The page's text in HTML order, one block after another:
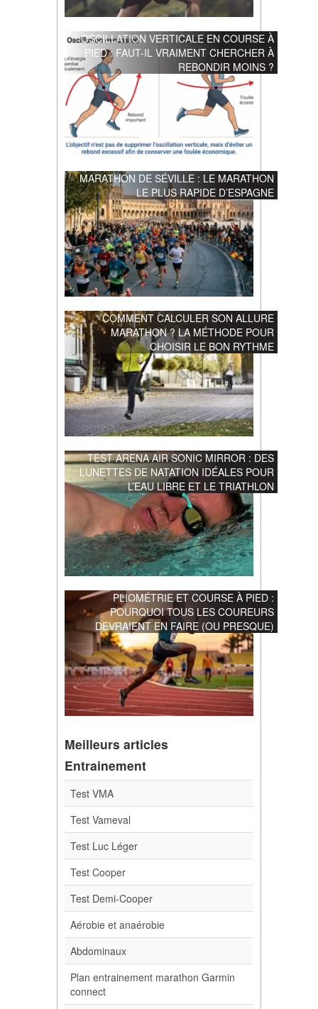
OSCILLATION VERTICALE EN COURSE À
PIED : FAUT-IL VRAIMENT CHERCHER À
REBONDIR MOINS ?
MARATHON DE SÉVILLE : LE MARATHON
LE PLUS RAPIDE D’ESPAGNE
COMMENT CALCULER SON ALLURE
MARATHON ? LA MÉTHODE POUR
CHOISIR LE BON RYTHME
TEST ARENA AIR SONIC MIRROR : DES
LUNETTES DE NATATION IDÉALES POUR
L’EAU LIBRE ET LE TRIATHLON
PLIOMÉTRIE ET COURSE À PIED :
POURQUOI TOUS LES COUREURS
DEVRAIENT EN FAIRE (OU PRESQUE)
Meilleurs articles
Entrainement
Test VMA
Test Vameval
Test Luc Léger
Test Cooper
Test Demi-Cooper
Aérobie et anaérobie
Abdominaux
Plan entrainement marathon Garmin
connect